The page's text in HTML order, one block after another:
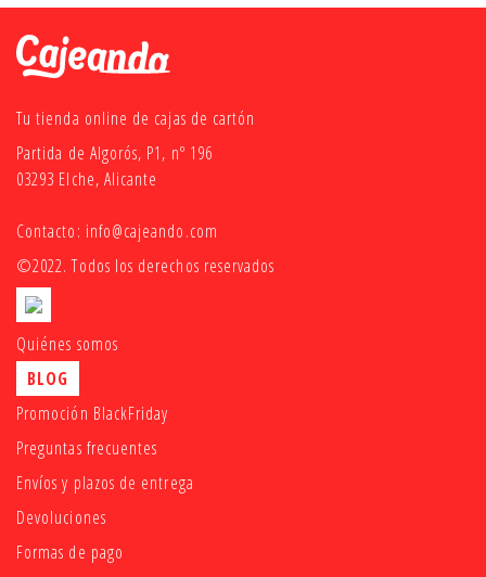
Tu tienda online de cajas de cartón
Partida de Algorós, P1, nº 196
03293 Elche, Alicante
Contacto: info@cajeando.com
©2022. Todos los derechos reservados
Quiénes somos
BLOG
Promoción BlackFriday
Preguntas frecuentes
Envíos y plazos de entrega
Devoluciones
Formas de pago